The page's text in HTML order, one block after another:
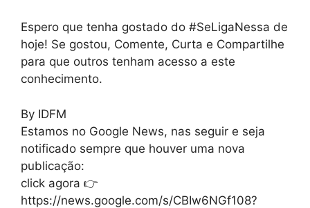
Espero que tenha gostado do #SeLigaNessa de
hoje! Se gostou, Comente, Curta e Compartilhe
para que outros tenham acesso a este
conhecimento.
By IDFM
Estamos no Google News, nas seguir e seja
notificado sempre que houver uma nova
publicação:
click agora 👉
https://news.google.com/s/CBIw6NGf108?